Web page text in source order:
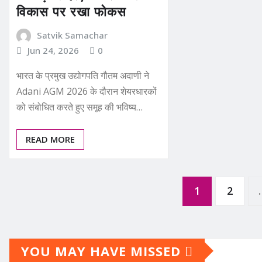
विकास पर रखा फोकस
Satvik Samachar
Jun 24, 2026
0
भारत के प्रमुख उद्योगपति गौतम अदाणी ने
Adani AGM 2026 के दौरान शेयरधारकों
को संबोधित करते हुए समूह की भविष्य…
READ MORE
1 2
YOU MAY HAVE MISSED